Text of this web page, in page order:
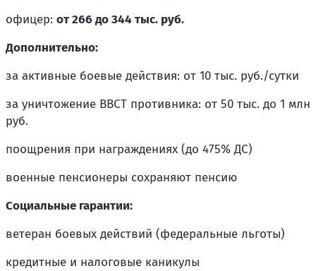
офицер: от 266 до 344 тыс. руб.
Дополнительно:
за активные боевые действия: от 10 тыс. руб./сутки
за уничтожение ВВСТ противника: от 50 тыс. до 1 млн
руб.
поощрения при награждениях (до 475% ДС)
военные пенсионеры сохраняют пенсию
Социальные гарантии:
ветеран боевых действий (федеральные льготы)
кредитные и налоговые каникулы